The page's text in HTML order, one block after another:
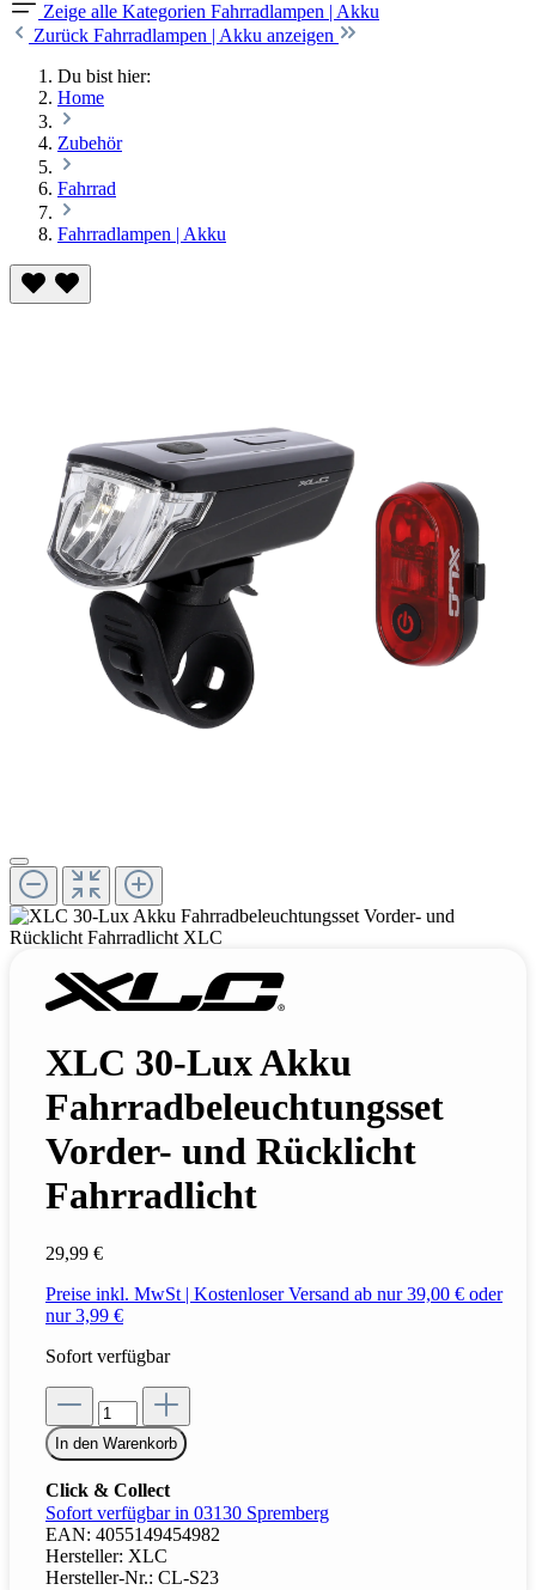
Zeige alle Kategorien Fahrradlampen | Akku
Zurück Fahrradlampen | Akku anzeigen
Du bist hier:
Home
Zubehör
Fahrrad
Fahrradlampen | Akku
XLC 30-Lux Akku
Fahrradbeleuchtungsset
Vorder- und Rücklicht
Fahrradlicht
29,99 €
Preise inkl. MwSt | Kostenloser Versand ab nur 39,00 € oder
nur 3,99 €
Sofort verfügbar
In den Warenkorb
Click & Collect
Sofort verfügbar in 03130 Spremberg
EAN: 4055149454982
Hersteller: XLC
Hersteller-Nr.: CL-S23